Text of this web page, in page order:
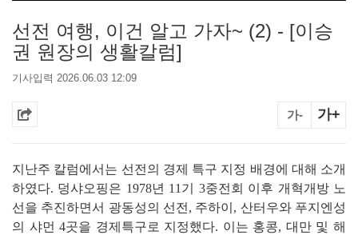
선전 여행, 이건 알고 가자~ (2) - [이승
권 원장의 생활칼럼]
기사입력 2026.06.03 12:09
가- 가+
지난주 칼럼에서는 선전의 경제 특구 지정 배경에 대해 소개
하였다. 덩샤오핑은 1978년 11기 3중전회 이후 개혁개방 노
선을 추진하면서 광동성의 선전, 주하이, 산터우와 푸지엔성
의 샤먼 4곳을 경제특구로 지정했다. 이는 홍콩, 대만 및 해